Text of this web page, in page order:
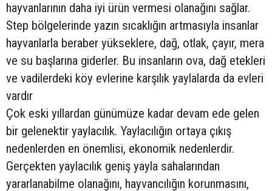
hayvanlarının daha iyi ürün vermesi olanağını sağlar.
Step bölgelerinde yazın sıcaklığın artmasıyla insanlar
hayvanlarla beraber yükseklere, dağ, otlak, çayır, mera
ve su başlarına giderler. Bu insanların ova, dağ etekleri
ve vadilerdeki köy evlerine karşılık yaylalarda da evleri
vardır
Çok eski yıllardan günümüze kadar devam ede gelen
bir gelenektir yaylacılık. Yaylacılığın ortaya çıkış
nedenlerden en önemlisi, ekonomik nedenlerdir.
Gerçekten yaylacılık geniş yayla sahalarından
yararlanabilme olanağını, hayvancılığın korunmasını,